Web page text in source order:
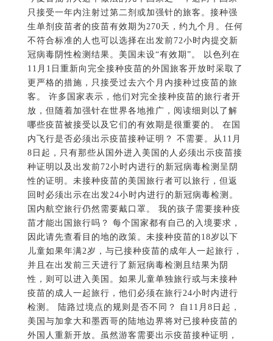
只接受一年内注射过第二剂或加强针的旅客。接种强
生单剂疫苗者的疫苗有效期为270天，约九个月。任何
不符合标准的人也可以选择在出发前72小时内提交新
冠病毒阴性检测结果。美国未设“有效期”。 以色列在
11月1日重新向完全接种疫苗的外国旅客开放时采取了
更严格的措施，只接受过去六个月内接种过疫苗的旅
客。 许多国家表示，他们对完全接种疫苗的旅行者开
放，但随着加强针在世界各地推广，阅读细则以了解
哪些疫苗被接受以及它们的有效期是很重要的。 在国
内飞行是否必须出示疫苗接种证明？ 不需要。从11月
8日起，只有那些从国外进入美国的人必须出示疫苗接
种证明以及出发前72小时内进行的新冠病毒检测呈阴
性的证明。未接种疫苗的美国旅行者可以旅行，但返
回时必须出示在出发24小时内进行的新冠病毒检测。
国内航空旅行仍然需要戴口罩。 我的孩子需要接种疫
苗才能出国旅行吗？ 每个国家都有自己的入境要求，
因此请先查看目的地的政策。未接种疫苗的18岁以下
儿童如果年满2岁，与已接种疫苗的成年人一起旅行，
并且在出发前三天进行了新冠病毒检测且结果为阴
性，则可以进入美国。如果儿童单独旅行或与未接种
疫苗的成人一起旅行，他们必须在旅行24小时内进行
检测。 陆路过境点的规则是否不同？ 自11月8日起，
美国与加拿大和墨西哥的陆地边界将对已接种疫苗的
外国人重新开放。虽然游客需要出示疫苗接种证明，